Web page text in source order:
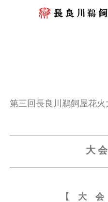
第三回長良川鵜飼屋花
大
【 大